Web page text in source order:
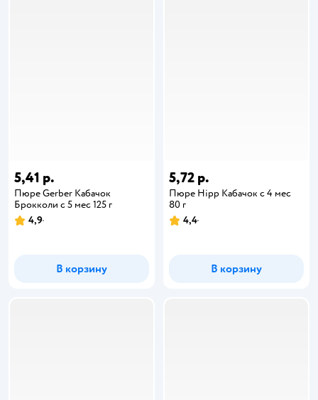
5,41 р.
Пюре Gerber Кабачок
Брокколи с 5 мес 125 г
4,9
В корзину
5,72 р.
Пюре Hipp Кабачок с 4 мес
80 г
4,4
В корзину